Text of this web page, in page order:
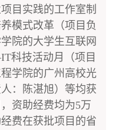
目实践的工作室制
模式改革（项目负
院的大学生互联网
科技活动月（项目
学院的广州高校光
：陈湛旭）等均获
资助经费均为5万
费在获批项目的省